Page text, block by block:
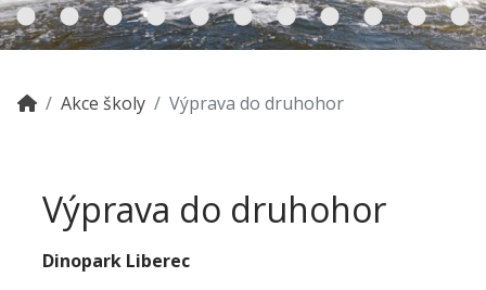
Akce školy Výprava do druhohor
Výprava do druhohor
Dinopark Liberec